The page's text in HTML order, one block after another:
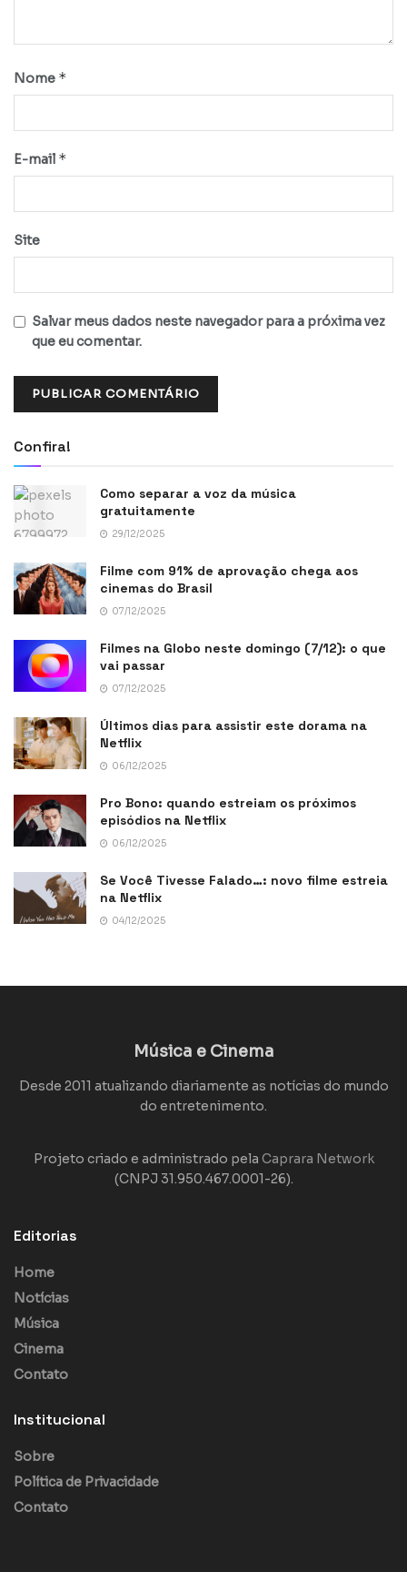
Nome *
E-mail *
Site
Salvar meus dados neste navegador para a próxima vez
que eu comentar.
Confira!
Como separar a voz da música
gratuitamente
29/12/2025
Filme com 91% de aprovação chega aos
cinemas do Brasil
07/12/2025
Filmes na Globo neste domingo (7/12): o que
vai passar
07/12/2025
Últimos dias para assistir este dorama na
Netflix
06/12/2025
Pro Bono: quando estreiam os próximos
episódios na Netflix
06/12/2025
Se Você Tivesse Falado…: novo filme estreia
na Netflix
04/12/2025
Música e Cinema
Desde 2011 atualizando diariamente as notícias do mundo
do entretenimento.
Projeto criado e administrado pela Caprara Network
(CNPJ 31.950.467.0001-26).
Editorias
Home
Notícias
Música
Cinema
Contato
Institucional
Sobre
Política de Privacidade
Contato